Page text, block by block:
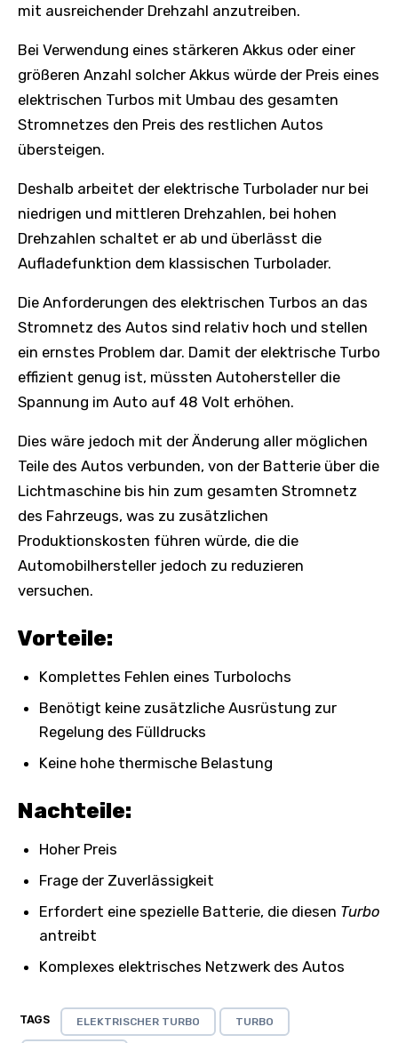
mit ausreichender Drehzahl anzutreiben.
Bei Verwendung eines stärkeren Akkus oder einer
größeren Anzahl solcher Akkus würde der Preis eines
elektrischen Turbos mit Umbau des gesamten
Stromnetzes den Preis des restlichen Autos
übersteigen.
Deshalb arbeitet der elektrische Turbolader nur bei
niedrigen und mittleren Drehzahlen, bei hohen
Drehzahlen schaltet er ab und überlässt die
Aufladefunktion dem klassischen Turbolader.
Die Anforderungen des elektrischen Turbos an das
Stromnetz des Autos sind relativ hoch und stellen
ein ernstes Problem dar. Damit der elektrische Turbo
effizient genug ist, müssten Autohersteller die
Spannung im Auto auf 48 Volt erhöhen.
Dies wäre jedoch mit der Änderung aller möglichen
Teile des Autos verbunden, von der Batterie über die
Lichtmaschine bis hin zum gesamten Stromnetz
des Fahrzeugs, was zu zusätzlichen
Produktionskosten führen würde, die die
Automobilhersteller jedoch zu reduzieren
versuchen.
Vorteile:
Komplettes Fehlen eines Turbolochs
Benötigt keine zusätzliche Ausrüstung zur
Regelung des Fülldrucks
Keine hohe thermische Belastung
Nachteile:
Hoher Preis
Frage der Zuverlässigkeit
Erfordert eine spezielle Batterie, die diesen Turbo
antreibt
Komplexes elektrisches Netzwerk des Autos
TAGS ELEKTRISCHER TURBO TURBO